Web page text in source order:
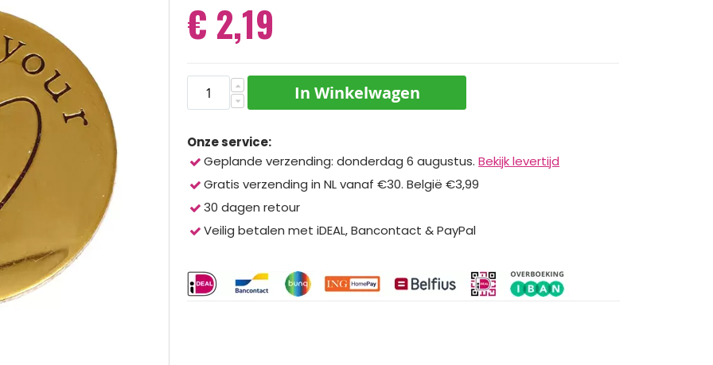
€ 2,19
In Winkelwagen
Onze service:
Geplande verzending: donderdag 6 augustus. Bekijk levertijd
Gratis verzending in NL vanaf €30. België €3,99
30 dagen retour
Veilig betalen met iDEAL, Bancontact & PayPal